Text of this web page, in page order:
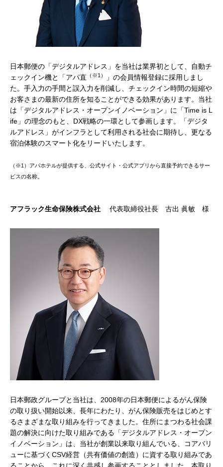
日本郵便の「デジタルアドレス」を当社は業界初として、自動チ
ェックイン機と「アパ直 （※1）
」の会員情報登録に採用しまし
た。手入力の手間と誤入力を削減し、チェックイン時間の短縮や
お客さまの最新の住所を知ることができる効果があります。当社
は「デジタルアドレス・オープンイノベーション」に「Time is L
ife」の理念のもと、DX戦略の一環として参画します。「デジタ
ルアドレス」がインフラとして利用される社会に期待し、更なる
宿泊体験のスマート化をリードいたします。
（※1）アパホテルが提供する、公式サイト・公式アプリから直接予約できるサー
ビスの名称。
アフラック生命保険株式会社 代表取締役社長 古出 眞敏 様
日本郵政グループと当社は、2008年の日本郵便によるがん保険
の取り扱い開始以来、長年にわたり、がん保険販売をはじめとす
るさまざまな取り組みを行ってきました。住所にまつわる社会課
題の解決に向けた取り組みである「デジタルアドレス・オープン
イノベーション」は、当社が創業以来取り組んでいる、コアバリ
ューに基づくCSV経営（共有価値の創造）に資する取り組みであ